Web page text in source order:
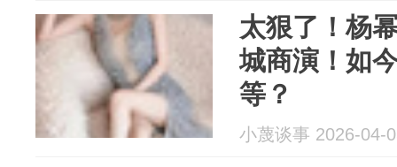
太狠了！杨
城商演！如
等？
小蔑谈事 2026-04-